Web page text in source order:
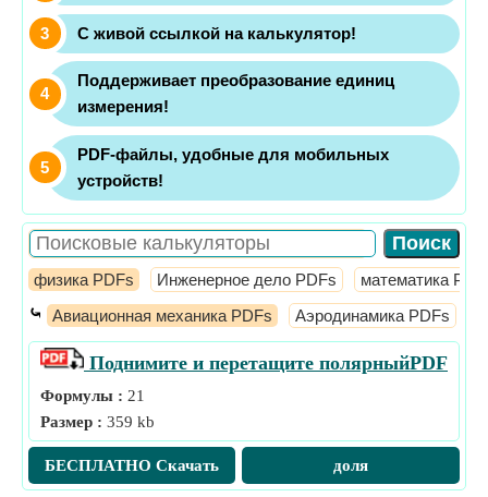
С живой ссылкой на калькулятор!
Поддерживает преобразование единиц
измерения!
PDF-файлы, удобные для мобильных
устройств!
физика PDFs Инженерное дело PDFs математика
⤿ Авиационная механика PDFs Аэродинамика PDFs
Поднимите и перетащите полярныйPDF
Формулы : 21
Размер : 359 kb
БЕСПЛАТНО Скачать доля